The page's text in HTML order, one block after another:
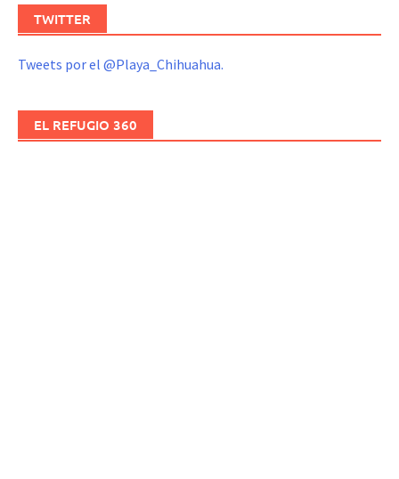
TWITTER
Tweets por el @Playa_Chihuahua.
EL REFUGIO 360